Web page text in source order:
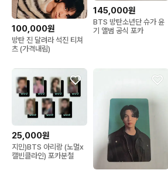
100,000원
방탄 진 달려라 석진 티쳐
츠 (가격내림)
145,000원
BTS 방탄소년단 슈가 윤
기 앨범 공식 포카
25,000원
지민)BTS 아리랑 (노멀x
캘빈클라인) 포카분철